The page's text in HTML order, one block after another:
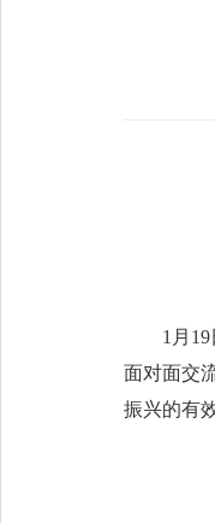
1月
面对面交
振兴的有